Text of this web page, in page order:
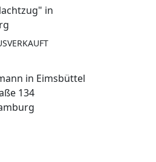
in
in Eimsbüttel
134